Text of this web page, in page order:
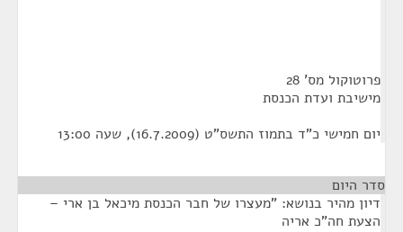
פרוטוקול מס' 28
מישיבת ועדת הכנסת
יום חמישי כ"ד בתמוז התשס"ט (16.7.2009), שעה 13:00
סדר היום
דיון מהיר בנושא: "מעצרו של חבר הכנסת מיכאל בן ארי –
הצעת חה"כ אריה